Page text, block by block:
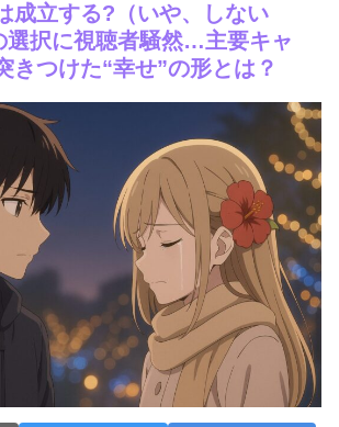
成立する?（いや、しない
選択に視聴者騒然…主要キャ
きつけた“幸せ”の形とは？